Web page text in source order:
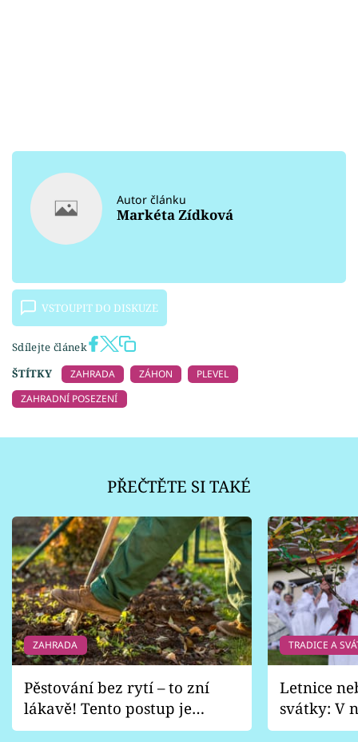
Autor článku
Markéta Zídková
VSTOUPIT DO DISKUZE
Sdílejte článek
ŠTÍTKY
ZAHRADA ZÁHON
PLEVEL
ZAHRADNÍ POSEZENÍ
PŘEČTĚTE SI TAKÉ
ZAHRADA
Pěstování bez rytí – to zní
lákavě! Tento postup je
vhodný jen pro některé
TRADICE A
Letnice
svátky: V
pondělí